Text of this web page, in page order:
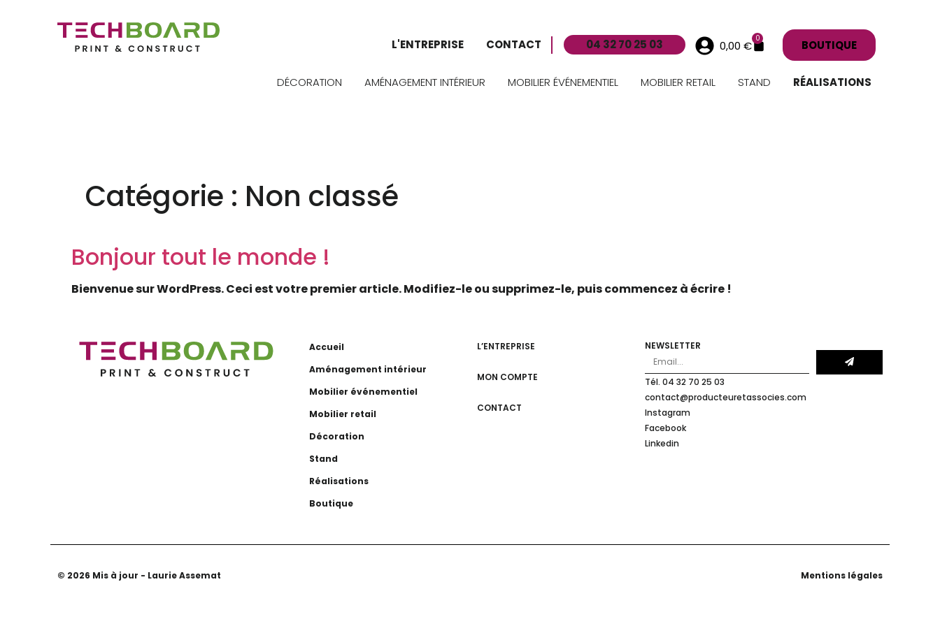
L'ENTREPRISE CONTACT 04 32 70 25 03 0,00 €
0 BOUTIQUE
DÉCORATION AMÉNAGEMENT INTÉRIEUR MOBILIER ÉVÉNEMENTIEL MOBILIER RETAIL STAND RÉALISATIONS
Catégorie : Non classé
Bonjour tout le monde !
Bienvenue sur WordPress. Ceci est votre premier article. Modifiez-le ou supprimez-le, puis commencez à écrire !
Accueil
Aménagement intérieur
Mobilier événementiel
Mobilier retail
Décoration
Stand
Réalisations
Boutique
L’ENTREPRISE
MON COMPTE
CONTACT
NEWSLETTER
Tél. 04 32 70 25 03
contact@producteuretassocies.com
Instagram
Facebook
Linkedin
© 2026 Mis à jour - Laurie Assemat Mentions légales